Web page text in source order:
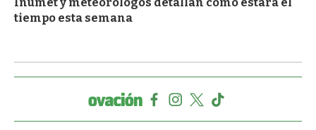
Inumet y meteorólogos detallan cómo estará el
tiempo esta semana